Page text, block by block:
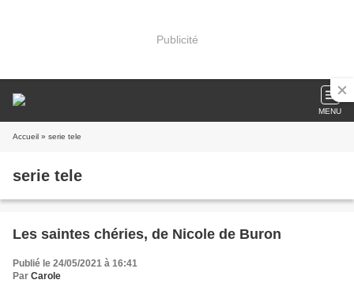
Publicité
MENU
Accueil » serie tele
serie tele
Les saintes chéries, de Nicole de Buron
Publié le 24/05/2021 à 16:41
Par Carole